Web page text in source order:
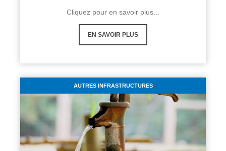
Cliquez pour en savoir plus...
EN SAVOIR PLUS
AUTRES INFRASTRUCTURES